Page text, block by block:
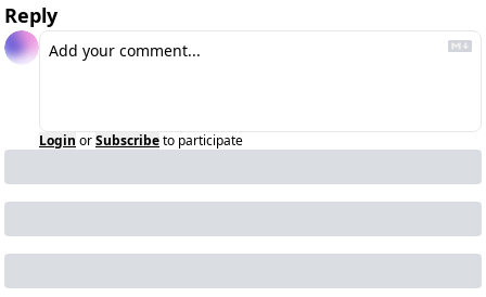
Reply
Login orSubscribeto participate